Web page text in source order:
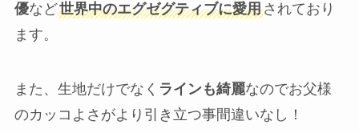
優など世界中のエグゼグティブに愛用されており
ます。
また、生地だけでなく ラインも綺麗なのでお父様
のカッコよさがより引き立つ事間違いなし！